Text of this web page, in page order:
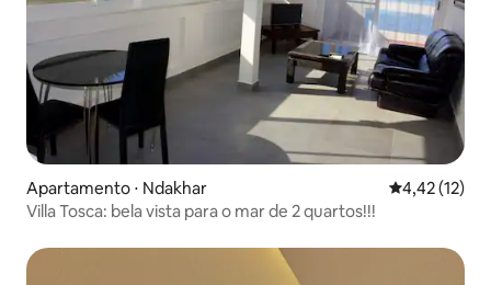
Apartamento ⋅ Ndakhar 4,42 de uma
4,42 (12)
Villa Tosca: bela vista para o mar de 2 quartos!!!